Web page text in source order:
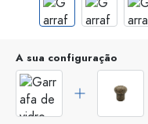
A sua configuração